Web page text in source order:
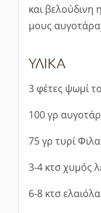
και βελούδινη
μους
ΥΛΙΚΑ
3 φέτες ψωμί
100 γρ
75 γρ τυρί
3-4 κτσ χυμός
6-8 κτσ